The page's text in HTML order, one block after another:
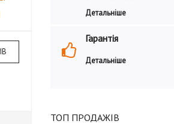
Детальніше
Гарантія
Детальніше
ТОП ПРОДАЖІВ